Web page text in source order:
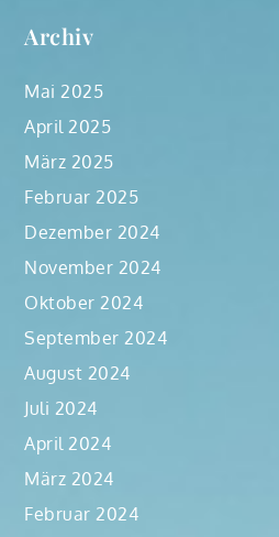
Archiv
Mai 2025
April 2025
März 2025
Februar 2025
Dezember 2024
November 2024
Oktober 2024
September 2024
August 2024
Juli 2024
April 2024
März 2024
Februar 2024